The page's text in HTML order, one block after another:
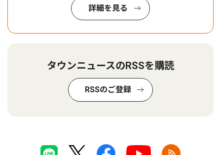
詳細を見る
タウンニュースのRSSを購読
RSSのご登録